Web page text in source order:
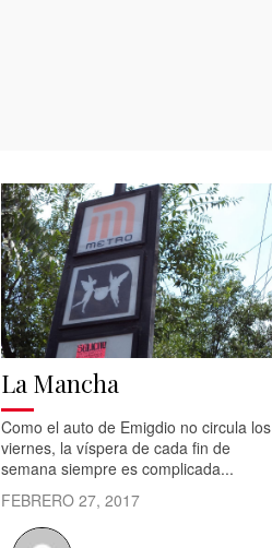
La Mancha
Como el auto de Emigdio no circula los
viernes, la víspera de cada fin de
semana siempre es complicada...
FEBRERO 27, 2017